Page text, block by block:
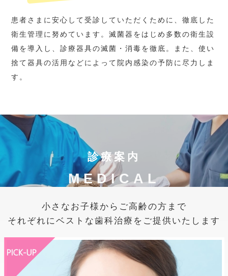
患者さまに安心して受診していただくために、徹底した
衛生管理に努めています。滅菌器をはじめ多数の衛生設
備を導入し、診療器具の滅菌・消毒を徹底。また、使い
捨て器具の活用などによって院内感染の予防に尽力しま
す。
診療案内
MEDICAL
小さなお子様からご高齢の方まで
それぞれにベストな歯科治療をご提供いたします